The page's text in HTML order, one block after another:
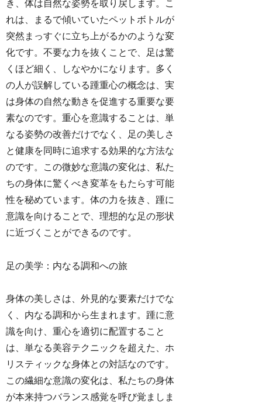
き、体は自然な姿勢を取り戻します。こ
れは、まるで傾いていたペットボトルが
突然まっすぐに立ち上がるかのような変
化です。不要な力を抜くことで、足は驚
くほど細く、しなやかになります。多く
の人が誤解している踵重心の概念は、実
は身体の自然な動きを促進する重要な要
素なのです。重心を意識することは、単
なる姿勢の改善だけでなく、足の美しさ
と健康を同時に追求する効果的な方法な
のです。この微妙な意識の変化は、私た
ちの身体に驚くべき変革をもたらす可能
性を秘めています。体の力を抜き、踵に
意識を向けることで、理想的な足の形状
に近づくことができるのです。
足の美学：内なる調和への旅
身体の美しさは、外見的な要素だけでな
く、内なる調和から生まれます。踵に意
識を向け、重心を適切に配置すること
は、単なる美容テクニックを超えた、ホ
リスティックな身体との対話なのです。
この繊細な意識の変化は、私たちの身体
が本来持つバランス感覚を呼び覚ましま